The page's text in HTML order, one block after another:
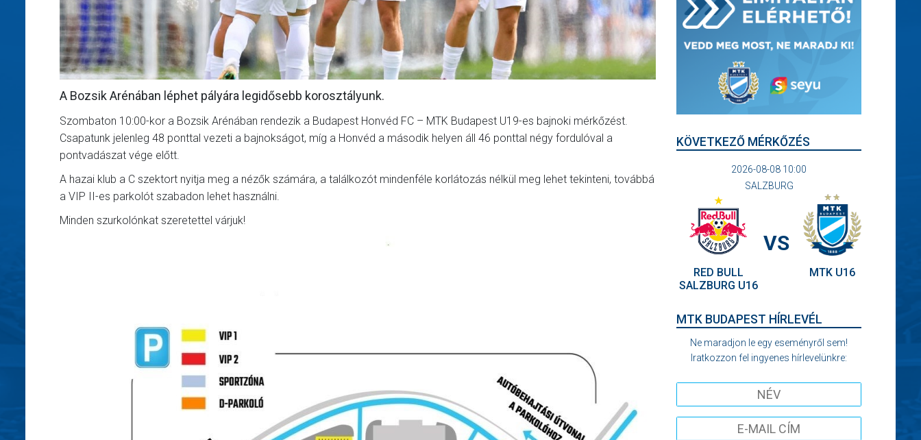
A Bozsik Arénában léphet pályára legidősebb korosztályunk.
Szombaton 10:00-kor a Bozsik Arénában rendezik a Budapest Honvéd FC – MTK Budapest U19-es bajnoki mérkőzést.
Csapatunk jelenleg 48 ponttal vezeti a bajnokságot, míg a Honvéd a második helyen áll 46 ponttal négy fordulóval a
pontvadászat vége előtt.
A hazai klub a C szektort nyitja meg a nézők számára, a találkozót mindenféle korlátozás nélkül meg lehet tekinteni, továbbá
a VIP II-es parkolót szabadon lehet használni.
Minden szurkolónkat szeretettel várjuk!
KÖVETKEZŐ MÉRKŐZÉS
2026-08-08 10:00
SALZBURG
RED BULL
SALZBURG U16
VS
MTK U16
MTK BUDAPEST HÍRLEVÉL
Ne maradjon le egy eseményről sem!
Iratkozzon fel ingyenes hírlevelünkre: